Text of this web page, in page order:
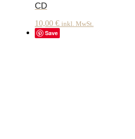
CD
10,00 € inkl. MwSt.
Save